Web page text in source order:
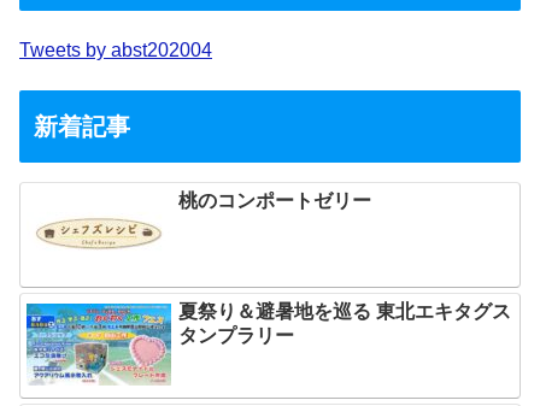
Tweets by abst202004
新着記事
桃のコンポートゼリー
夏祭り＆避暑地を巡る 東北エキタグス
タンプラリー